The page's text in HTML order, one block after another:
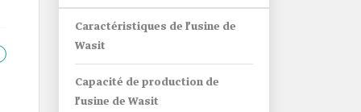
Caractéristiques de l’usine de
Wasit
Capacité de production de
l’usine de Wasit